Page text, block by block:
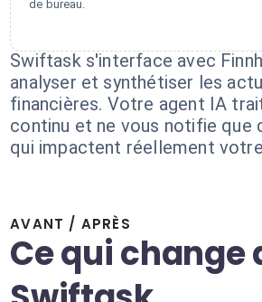
de bureau.
Swiftask s'interface avec
analyser et synthétiser les
financières. Votre agent IA
continu et ne vous notifie que
qui impactent réellement
AVANT / APRÈS
Ce qui change